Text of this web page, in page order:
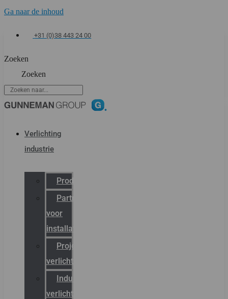
Ga naar de inhoud
+31 (0)38 443 24 00
Zoeken
Zoeken
Verlichting
industrie
Productcatalogus
Partner
voor
installateurs
Projectreferenties
verlichting
Industriële
verlichting